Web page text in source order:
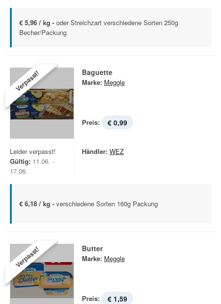
€ 5,96 / kg - oder Streichzart verschiedene Sorten 250g
Becher/Packung
Verpasst! Baguette
Marke: Meggle
Preis: € 0,99
Leider verpasst!
Gültig: 11.06. -
17.06.
Händler: WEZ
€ 6,18 / kg - verschiedene Sorten 160g Packung
Verpasst! Butter
Marke: Meggle
Preis: € 1,59